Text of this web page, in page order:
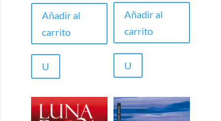
Añadir al
carrito
U
Añadir al
carrito
U